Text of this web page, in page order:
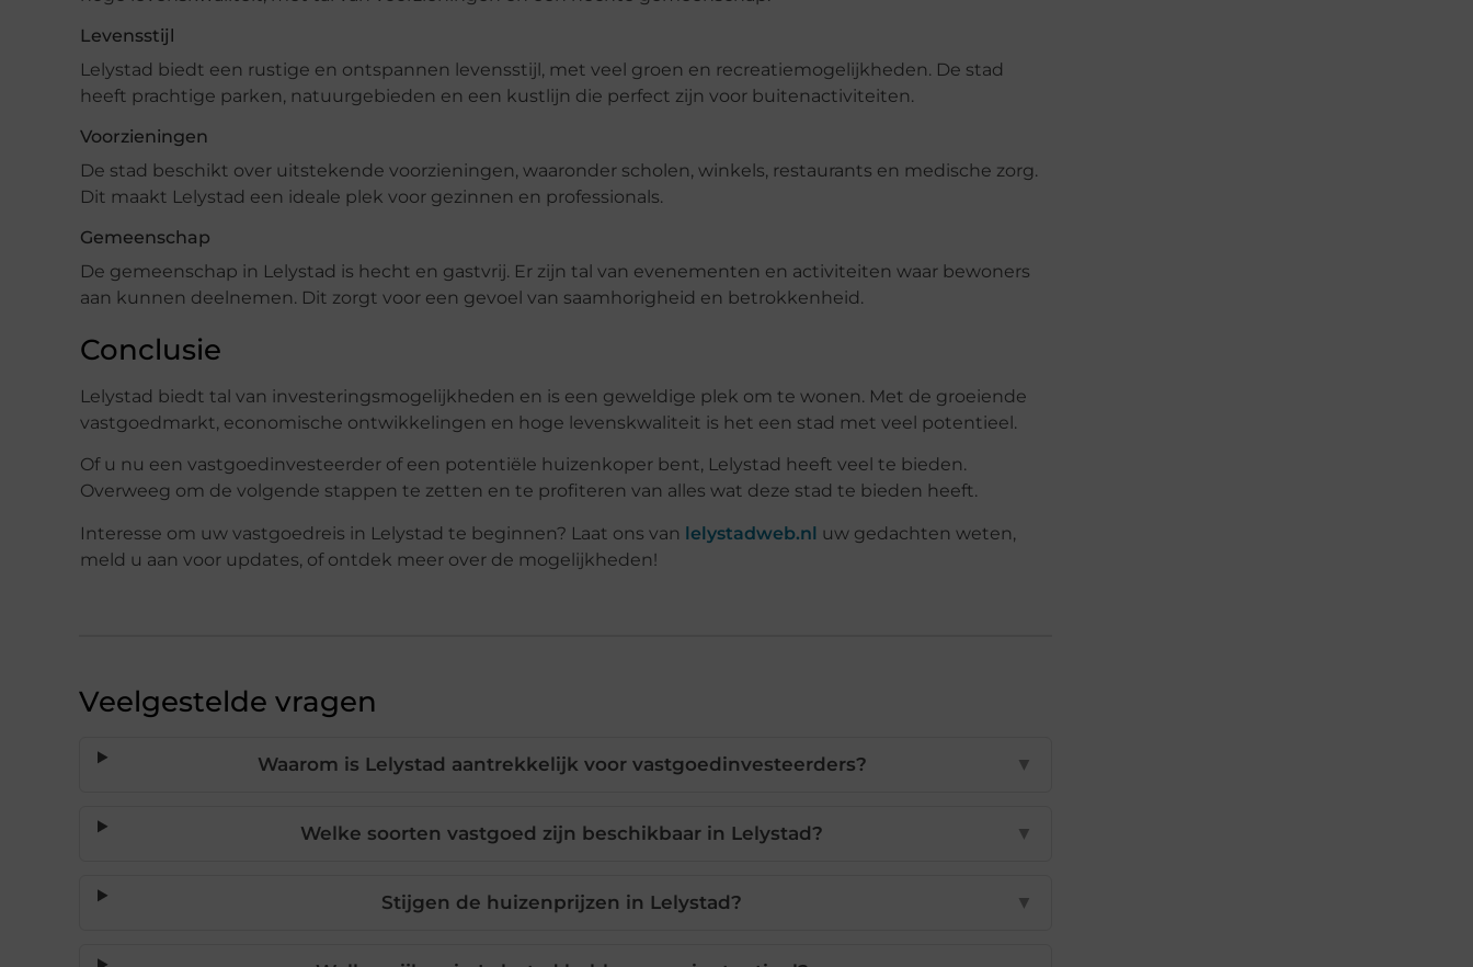
Levensstijl
Lelystad biedt een rustige en ontspannen levensstijl, met veel groen en recreatiemogelijkheden. De stad
heeft prachtige parken, natuurgebieden en een kustlijn die perfect zijn voor buitenactiviteiten.
Voorzieningen
De stad beschikt over uitstekende voorzieningen, waaronder scholen, winkels, restaurants en medische zorg.
Dit maakt Lelystad een ideale plek voor gezinnen en professionals.
Gemeenschap
De gemeenschap in Lelystad is hecht en gastvrij. Er zijn tal van evenementen en activiteiten waar bewoners
aan kunnen deelnemen. Dit zorgt voor een gevoel van saamhorigheid en betrokkenheid.
Conclusie
Lelystad biedt tal van investeringsmogelijkheden en is een geweldige plek om te wonen. Met de groeiende
vastgoedmarkt, economische ontwikkelingen en hoge levenskwaliteit is het een stad met veel potentieel.
Of u nu een vastgoedinvesteerder of een potentiële huizenkoper bent, Lelystad heeft veel te bieden.
Overweeg om de volgende stappen te zetten en te profiteren van alles wat deze stad te bieden heeft.
Interesse om uw vastgoedreis in Lelystad te beginnen? Laat ons van lelystadweb.nl uw gedachten weten,
meld u aan voor updates, of ontdek meer over de mogelijkheden!
Veelgestelde vragen
Waarom is Lelystad aantrekkelijk voor vastgoedinvesteerders? ▼
Welke soorten vastgoed zijn beschikbaar in Lelystad? ▼
Stijgen de huizenprijzen in Lelystad? ▼